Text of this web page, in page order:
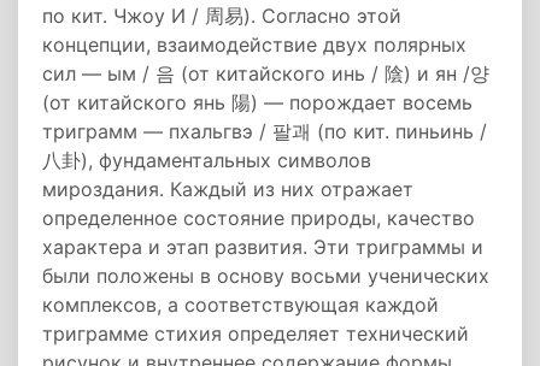
по кит. Чжоу И / 周易). Согласно этой
концепции, взаимодействие двух полярных
сил — ым / 음 (от китайского инь / 陰) и ян /양
(от китайского янь 陽) — порождает восемь
триграмм — пхальгвэ / 팔괘 (по кит. пиньинь /
八卦), фундаментальных символов
мироздания. Каждый из них отражает
определенное состояние природы, качество
характера и этап развития. Эти триграммы и
были положены в основу восьми ученических
комплексов, а соответствующая каждой
триграмме стихия определяет технический